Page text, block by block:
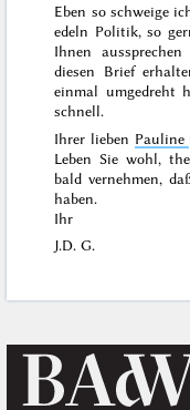
Eben so schweige
edeln Politik, so
Ihnen
diesen Brief
einmal umgedreht
schnell.
Ihrer lieben Pauline
Leben Sie wohl,
bald vernehmen,
haben.
Ihr
J.D. G.